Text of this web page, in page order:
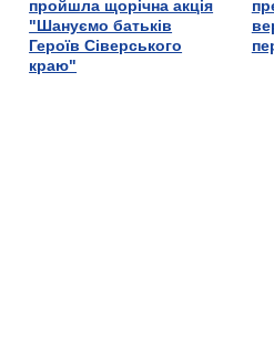
пройшла щорічна акція
"Шануємо батьків
Героїв Сіверського
краю"